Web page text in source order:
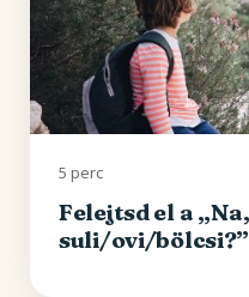
5 perc
Felejtsd el a
suli/ovi/